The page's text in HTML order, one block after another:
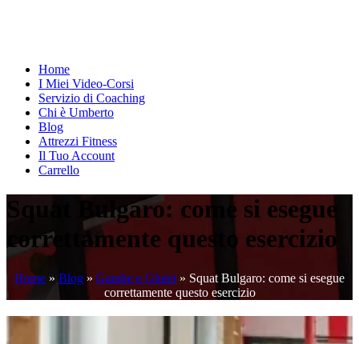
Home
I Miei Video-Corsi
Servizio di Coaching
Chi è Umberto
Blog
Attrezzi Fitness
Il Tuo Account
Carrello
Squat Bulgaro: come si esegue
correttamente questo esercizio
Home » Blog » Gambe e Glutei » Squat Bulgaro: come si esegue
correttamente questo esercizio